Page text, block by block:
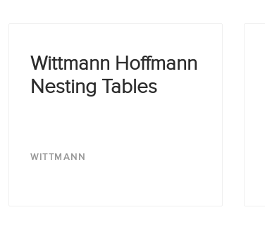
Wittmann Hoffmann
Nesting Tables
WITTMANN